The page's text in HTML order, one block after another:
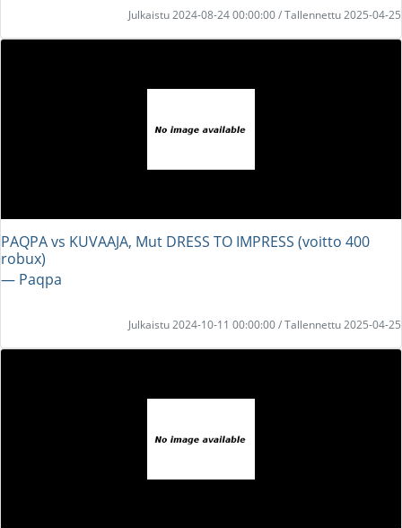
Julkaistu 2024-08-24 00:00:00 / Tallennettu 2025-04-25
PAQPA vs KUVAAJA, Mut DRESS TO IMPRESS (voitto 400
robux)
― Paqpa
Julkaistu 2024-10-11 00:00:00 / Tallennettu 2025-04-25